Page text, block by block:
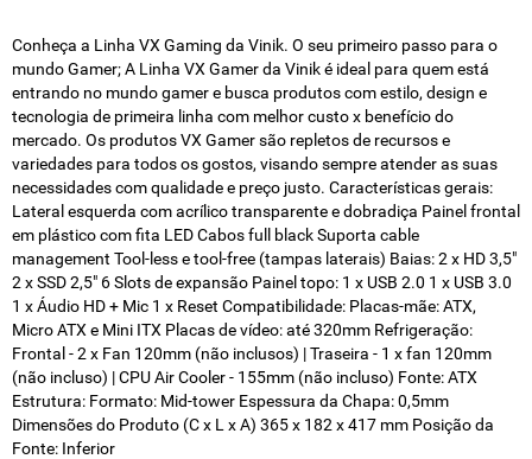
Conheça a Linha VX Gaming da Vinik. O seu primeiro passo para o
mundo Gamer; A Linha VX Gamer da Vinik é ideal para quem está
entrando no mundo gamer e busca produtos com estilo, design e
tecnologia de primeira linha com melhor custo x benefício do
mercado. Os produtos VX Gamer são repletos de recursos e
variedades para todos os gostos, visando sempre atender as suas
necessidades com qualidade e preço justo. Características gerais:
Lateral esquerda com acrílico transparente e dobradiça Painel frontal
em plástico com fita LED Cabos full black Suporta cable
management Tool-less e tool-free (tampas laterais) Baias: 2 x HD 3,5"
2 x SSD 2,5" 6 Slots de expansão Painel topo: 1 x USB 2.0 1 x USB 3.0
1 x Áudio HD + Mic 1 x Reset Compatibilidade: Placas-mãe: ATX,
Micro ATX e Mini ITX Placas de vídeo: até 320mm Refrigeração:
Frontal - 2 x Fan 120mm (não inclusos) | Traseira - 1 x fan 120mm
(não incluso) | CPU Air Cooler - 155mm (não incluso) Fonte: ATX
Estrutura: Formato: Mid-tower Espessura da Chapa: 0,5mm
Dimensões do Produto (C x L x A) 365 x 182 x 417 mm Posição da
Fonte: Inferior